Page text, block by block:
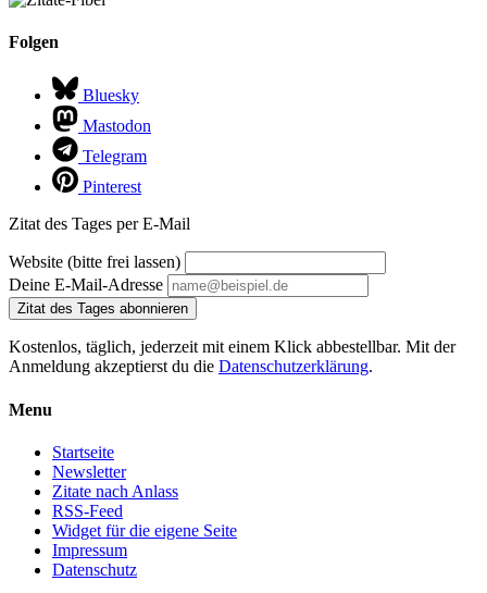
Folgen
Bluesky
Mastodon
Telegram
Pinterest
Zitat des Tages per E-Mail
Website (bitte frei lassen)
Deine E-Mail-Adresse
Zitat des Tages abonnieren
Kostenlos, täglich, jederzeit mit einem Klick abbestellbar. Mit der
Anmeldung akzeptierst du die Datenschutzerklärung.
Menu
Startseite
Newsletter
Zitate nach Anlass
RSS-Feed
Widget für die eigene Seite
Impressum
Datenschutz